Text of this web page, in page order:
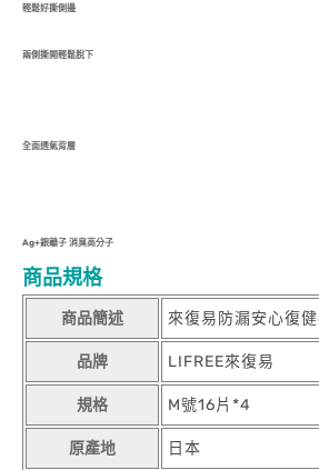
輕鬆好撕側邊
兩側撕開輕鬆脫下
全面透氣背層
Ag+銀離子 消臭高分子
商品規格
商品簡述 來復易防漏安心復
品牌 LIFREE來復易
規格 M號16片*4
原產地 日本